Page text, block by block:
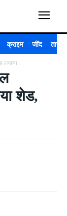
क्राइम जींद ताजा
लगाया...
शेड,